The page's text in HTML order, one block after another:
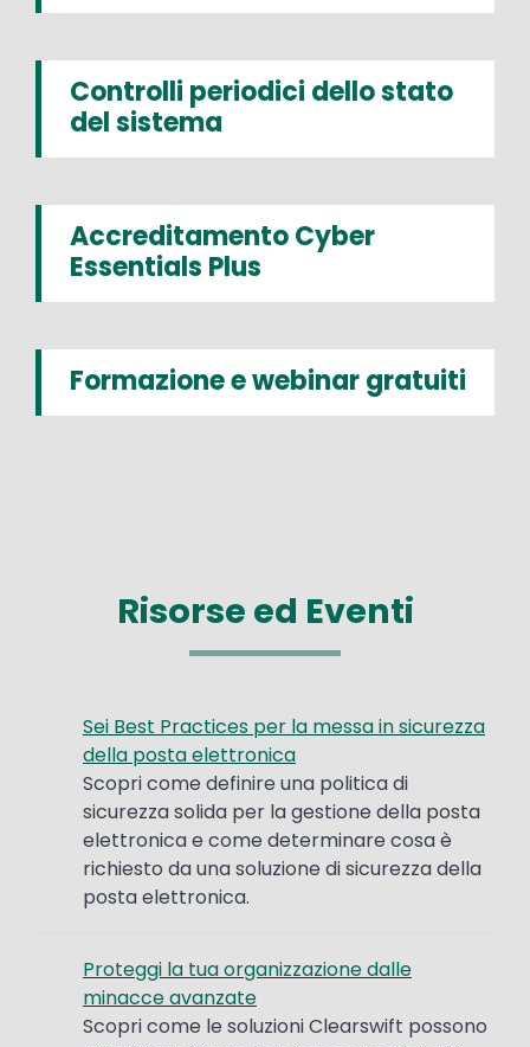
Controlli periodici dello stato
del sistema
Accreditamento Cyber
Essentials Plus
Formazione e webinar gratuiti
Risorse ed Eventi
Sei Best Practices per la messa in sicurezza
della posta elettronica
Scopri come definire una politica di
sicurezza solida per la gestione della posta
elettronica e come determinare cosa è
richiesto da una soluzione di sicurezza della
posta elettronica.
Proteggi la tua organizzazione dalle
minacce avanzate
Scopri come le soluzioni Clearswift possono